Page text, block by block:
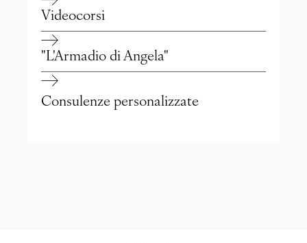
Videocorsi
"L'Armadio di Angela"
Consulenze personalizzate